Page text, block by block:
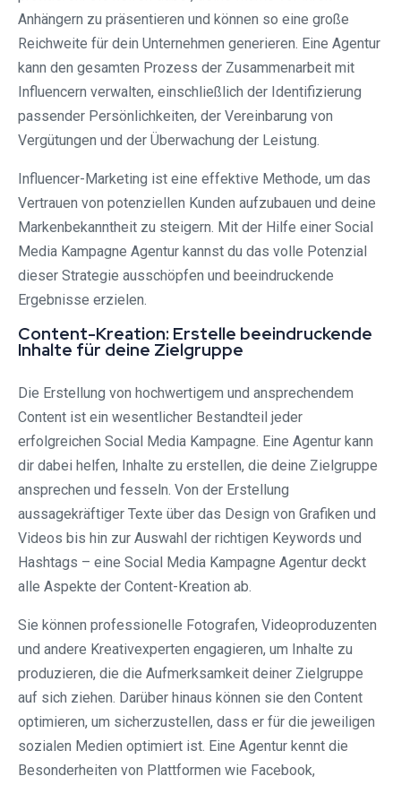
Anhängern zu präsentieren und können so eine große
Reichweite für dein Unternehmen generieren. Eine Agentur
kann den gesamten Prozess der Zusammenarbeit mit
Influencern verwalten, einschließlich der Identifizierung
passender Persönlichkeiten, der Vereinbarung von
Vergütungen und der Überwachung der Leistung.
Influencer-Marketing ist eine effektive Methode, um das
Vertrauen von potenziellen Kunden aufzubauen und deine
Markenbekanntheit zu steigern. Mit der Hilfe einer Social
Media Kampagne Agentur kannst du das volle Potenzial
dieser Strategie ausschöpfen und beeindruckende
Ergebnisse erzielen.
Content-Kreation: Erstelle beeindruckende
Inhalte für deine Zielgruppe
Die Erstellung von hochwertigem und ansprechendem
Content ist ein wesentlicher Bestandteil jeder
erfolgreichen Social Media Kampagne. Eine Agentur kann
dir dabei helfen, Inhalte zu erstellen, die deine Zielgruppe
ansprechen und fesseln. Von der Erstellung
aussagekräftiger Texte über das Design von Grafiken und
Videos bis hin zur Auswahl der richtigen Keywords und
Hashtags – eine Social Media Kampagne Agentur deckt
alle Aspekte der Content-Kreation ab.
Sie können professionelle Fotografen, Videoproduzenten
und andere Kreativexperten engagieren, um Inhalte zu
produzieren, die die Aufmerksamkeit deiner Zielgruppe
auf sich ziehen. Darüber hinaus können sie den Content
optimieren, um sicherzustellen, dass er für die jeweiligen
sozialen Medien optimiert ist. Eine Agentur kennt die
Besonderheiten von Plattformen wie Facebook,